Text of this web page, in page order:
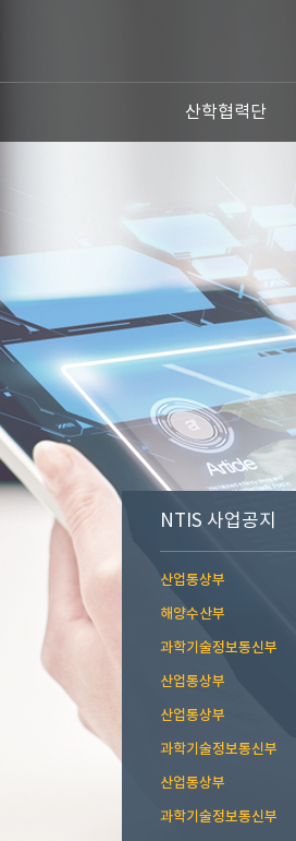
산학협력단
NTIS 사업공지
산업통상부
해양수산부
과학기술정보통신부
산업통상부
산업통상부
과학기술정보통신부
산업통상부
과학기술정보통신부